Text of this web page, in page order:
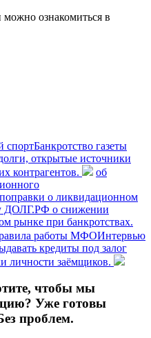
ознакомиться в
спортБанкротство газеты
открытые источники
контрагентов.
об
о ликвидационном
ДОЛГ.РФ о снижении
рынке при банкротствах.
работы МФОИнтервью
кредиты под залог
личности заёмщиков.
чтобы мы
Уже готовы
проблем.